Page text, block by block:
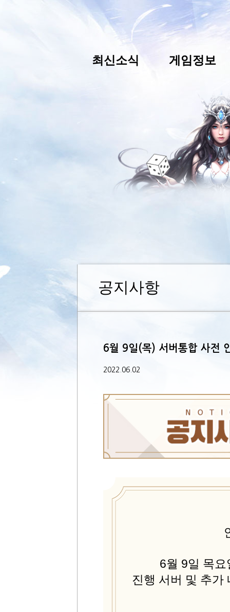
최신소식 게임정보
공지사항
6월 9일(목) 서버통합 사전
2022.06.02
6월 9일 목
진행 서버 및 추가